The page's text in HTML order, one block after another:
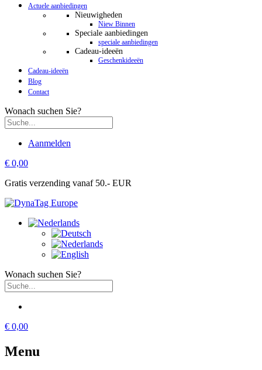
Actuele aanbiedingen
Nieuwigheden
Niew Binnen
Speciale aanbiedingen
speciale aanbiedingen
Cadeau-ideeën
Geschenkideeën
Cadeau-ideeën
Blog
Contact
Wonach suchen Sie?
Aanmelden
€ 0,00
Gratis verzending vanaf 50.- EUR
Wonach suchen Sie?
€ 0,00
Menu